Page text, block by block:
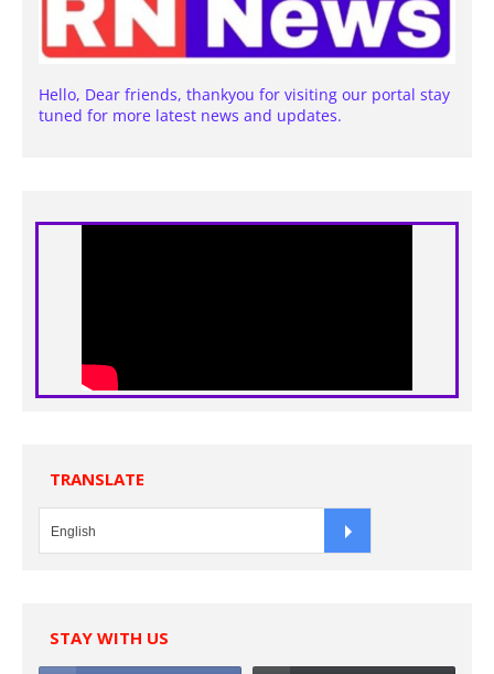
Hello, Dear friends, thankyou for visiting our portal stay
tuned for more latest news and updates.
TRANSLATE
STAY WITH US